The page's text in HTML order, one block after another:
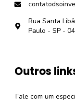
Rua Santa
Paulo - SP -
Outros
Fale com um